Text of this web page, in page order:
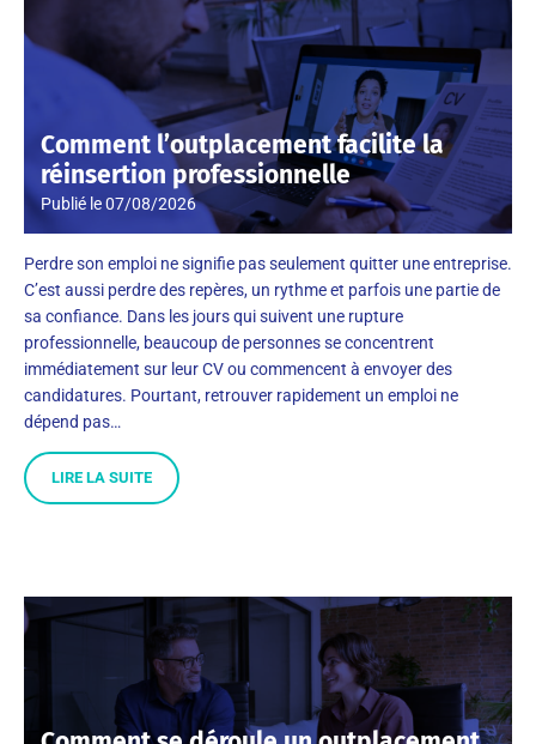
Comment l’outplacement facilite la
réinsertion professionnelle
Publié le07/08/2026
Perdre son emploi ne signifie pas seulement quitter une entreprise.
C’est aussi perdre des repères, un rythme et parfois une partie de
sa confiance. Dans les jours qui suivent une rupture
professionnelle, beaucoup de personnes se concentrent
immédiatement sur leur CV ou commencent à envoyer des
candidatures. Pourtant, retrouver rapidement un emploi ne
dépend pas…
LIRE LA SUITE